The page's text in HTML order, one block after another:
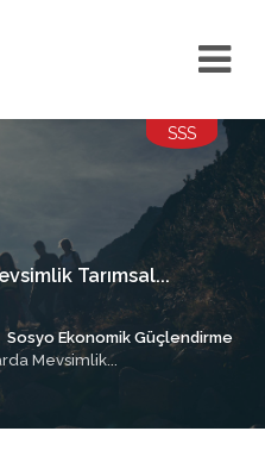
SSS
Tarımsal...
Sosyo Ekonomik Güçlendirme
Mevsimlik...